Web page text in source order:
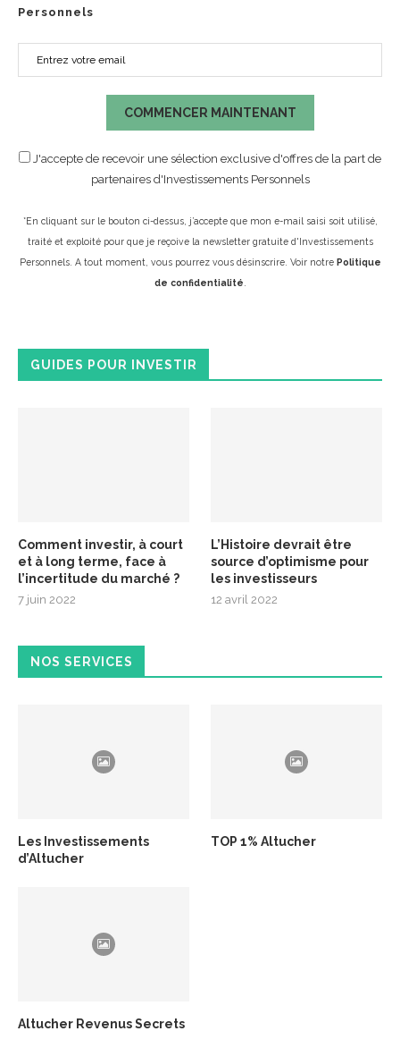
Personnels
COMMENCER MAINTENANT
J'accepte de recevoir une sélection exclusive d'offres de la part de
partenaires d'Investissements Personnels
*En cliquant sur le bouton ci-dessus, j’accepte que mon e-mail saisi soit utilisé,
traité et exploité pour que je reçoive la newsletter gratuite d'Investissements
Personnels. A tout moment, vous pourrez vous désinscrire. Voir notre Politique
de confidentialité
GUIDES POUR INVESTIR
Comment investir, à court
et à long terme, face à
l’incertitude du marché ?
7 juin 2022
L’Histoire devrait être
source d’optimisme pour
les investisseurs
12 avril 2022
NOS SERVICES
Les Investissements
d’Altucher
TOP 1% Altucher
Altucher Revenus Secrets